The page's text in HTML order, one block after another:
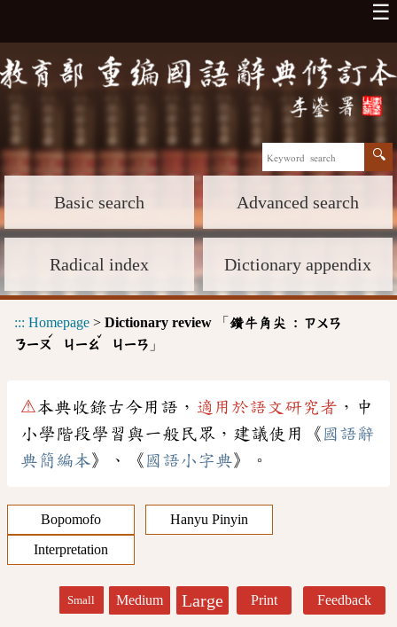
☰
Basic search Advanced search
Radical index Dictionary appendix
::: Homepage > Dictionary review 「 鑽牛角尖 : ㄗㄨㄢ
ㄋㄧㄡ
ˊ
ㄐㄧㄠ
ˇ
ㄐㄧㄢ 」
⚠本典收錄古今用語， 適用於語文研究者 ，中
小學階段學習與一般民眾，建議使用《 國語辭
典簡編本》、《 國語小字典》。
Bopomofo
Hanyu Pinyin
Interpretation
Small Medium Large Print Feedback